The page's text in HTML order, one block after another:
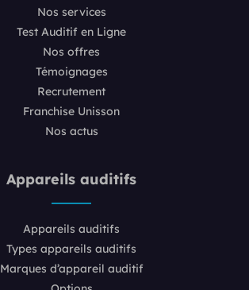
Nos services
Test Auditif en Ligne
Nos offres
Témoignages
Recrutement
Franchise Unisson
Nos actus
Appareils auditifs
Appareils auditifs
Types appareils auditifs
Marques d’appareil auditif